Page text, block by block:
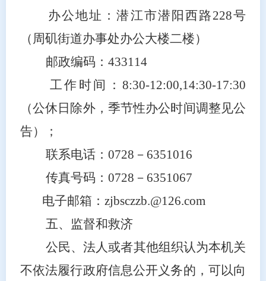
办公地址：潜江市潜阳西路228号
（周矶街道办事处办公大楼二楼）
邮政编码：433114
工作时间：8:30-12:00,14:30-17:30
（公休日除外，季节性办公时间调整见公
告）；
联系电话：0728－6351016
传真号码：0728－6351067
电子邮箱：zjbsczzb.@126.com
五、监督和救济
公民、法人或者其他组织认为本机关
不依法履行政府信息公开义务的，可以向